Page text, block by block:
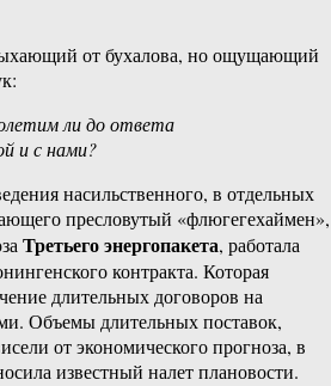
от бухалова, но ощущающий
ли до ответа
и с нами?
насильственного, в отдельных
пресловутый «флюгегехаймен»,
Третьего энергопакета, работала
контракта. Которая
длительных договоров на
Объемы длительных поставок,
от экономического прогноза, в
известный налет плановости.